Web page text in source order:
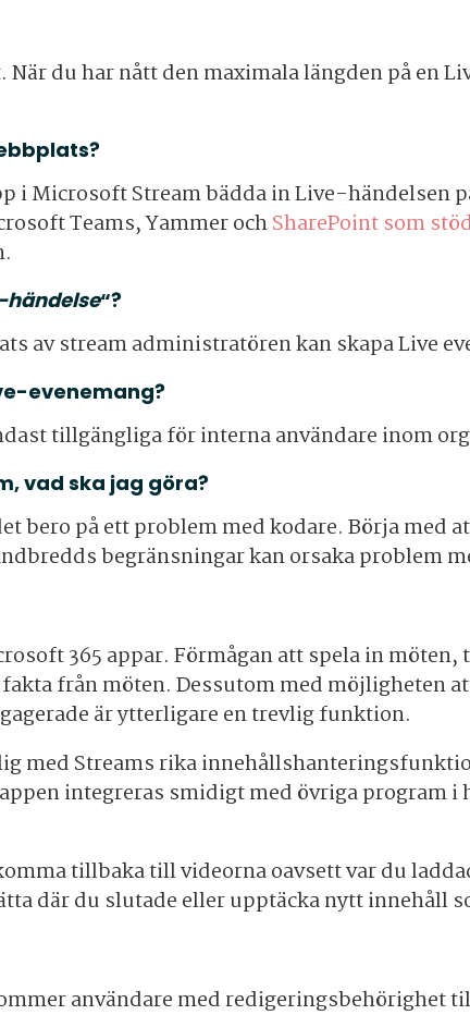
du har nått den maximala längden på en
i Microsoft Stream bädda in Live-händelsen
Teams, Yammer ochSharePoint som
händelse“?
av stream administratören kan skapa Live
evenemang?
tillgängliga för interna användare inom
vad ska jag göra?
bero på ett problem med kodare. Börja med
begränsningar kan orsaka problem
365 appar. Förmågan att spela in
från möten. Dessutom med möjligheten
är ytterligare en trevlig funktion.
med Streams rika
integreras smidigt med övriga program i
tillbaka till videorna oavsett var du
där du slutade eller upptäcka nytt innehåll
användare med redigeringsbehörighet